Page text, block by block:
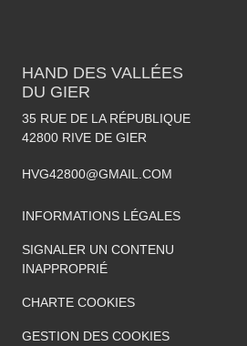
HAND DES VALLÉES
DU GIER
35 RUE DE LA RÉPUBLIQUE
42800 RIVE DE GIER
HVG42800@GMAIL.COM
INFORMATIONS LÉGALES
SIGNALER UN CONTENU
INAPPROPRIÉ
CHARTE COOKIES
GESTION DES COOKIES